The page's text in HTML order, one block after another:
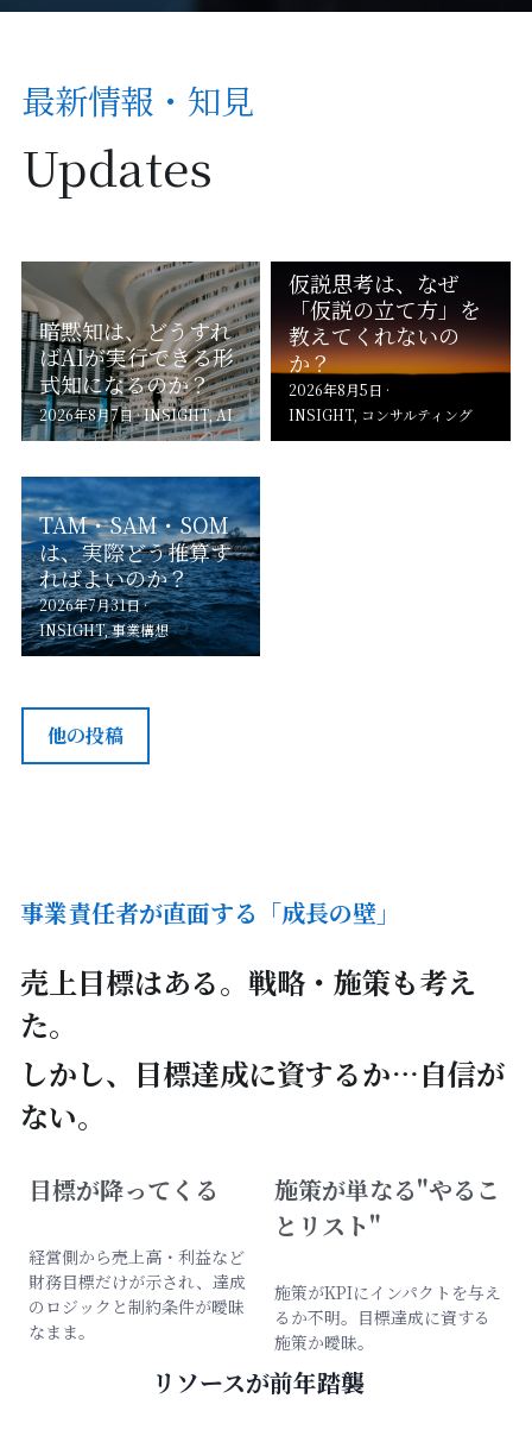
最新情報・知見
Updates
暗黙知は、どうすれ
ばAIが実行できる形
式知になるのか？
2026年8月7日·INSIGHT,AI
仮説思考は、なぜ
「仮説の立て方」を
教えてくれないの
か？
2026年8月5日 ·
INSIGHT, コンサルティング
TAM・SAM・SOM
は、実際どう推算す
ればよいのか？
2026年7月31日·
INSIGHT,事業構想
他の投稿
事業責任者が直面する「成長の壁」
売上目標はある。戦略・施策も考え
た。
しかし、目標達成に資するか…自信が
ない。
目標が降ってくる
経営側から売上高・利益など
財務目標だけが示され、達成
のロジックと制約条件が曖昧
なまま。
施策が単なる"やるこ
とリスト"
施策がKPIにインパクトを与え
るか不明。目標達成に資する
施策か曖昧。
リソースが前年踏襲